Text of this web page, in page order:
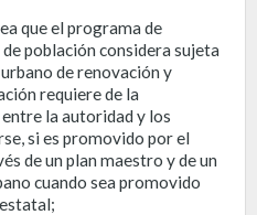
que el programa de
población considera sujeta
de renovación y
requiere de la
la autoridad y los
si es promovido por el
de un plan maestro y de un
cuando sea promovido